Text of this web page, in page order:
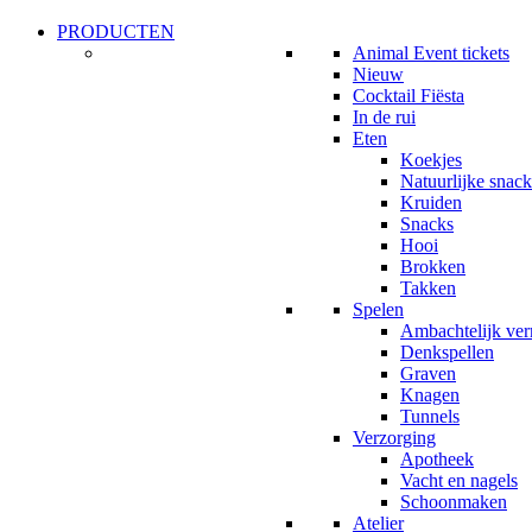
PRODUCTEN
Animal Event tickets
Nieuw
Cocktail Fiësta
In de rui
Eten
Koekjes
Natuurlijke
Kruiden
Snacks
Hooi
Brokken
Takken
Spelen
Ambachtelijk
Denkspellen
Graven
Knagen
Tunnels
Verzorging
Apotheek
Vacht en nagels
Schoonmaken
Atelier